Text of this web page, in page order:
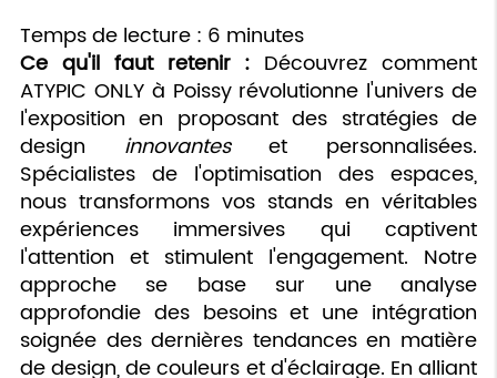
Temps de lecture : 6 minutes
Ce qu'il faut retenir : Découvrez comment
ATYPIC ONLY à Poissy révolutionne l'univers de
l'exposition en proposant des stratégies de
design innovanteset personnalisées.
Spécialistes de l'optimisation des espaces,
nous transformons vos stands en véritables
expériences immersives qui captivent
l'attention et stimulent l'engagement. Notre
approche se base sur une analyse
approfondie des besoins et une intégration
soignée des dernières tendances en matière
de design, de couleurs et d'éclairage. En alliant